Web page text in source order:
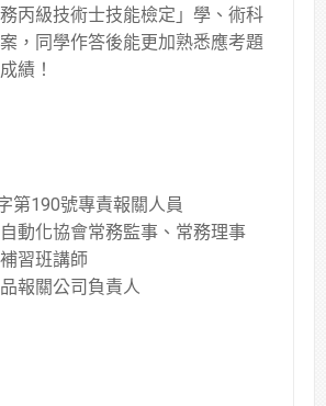
丙級技術士技能檢定」學、術科
，同學作答後能更加熟悉應考題
績！
第190號專責報關人員
動化協會常務監事、常務理事
習班講師
報關公司負責人